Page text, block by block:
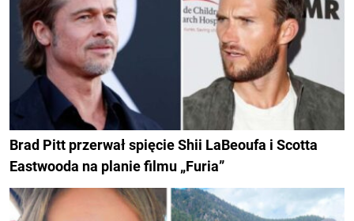
Brad Pitt przerwał spięcie Shii LaBeoufa i Scotta
Eastwooda na planie filmu „Furia”